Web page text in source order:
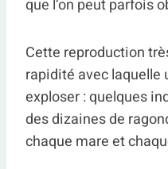
que l’on peut parfois
Cette reproduction
rapidité avec laquelle
exploser : quelques
des dizaines de
chaque mare et